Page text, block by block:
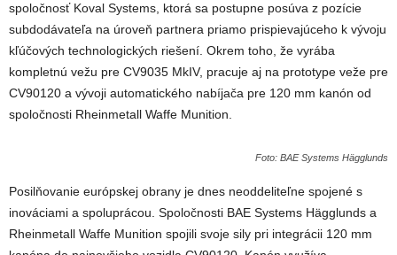
spoločnosť Koval Systems, ktorá sa postupne posúva z pozície
subdodávateľa na úroveň partnera priamo prispievajúceho k vývoju
kľúčových technologických riešení. Okrem toho, že vyrába
kompletnú vežu pre CV9035 MkIV, pracuje aj na prototype veže pre
CV90120 a vývoji automatického nabíjača pre 120 mm kanón od
spoločnosti Rheinmetall Waffe Munition.
Foto: BAE Systems Hägglunds
Posilňovanie európskej obrany je dnes neoddeliteľne spojené s
inováciami a spoluprácou. Spoločnosti BAE Systems Hägglunds a
Rheinmetall Waffe Munition spojili svoje sily pri integrácii 120 mm